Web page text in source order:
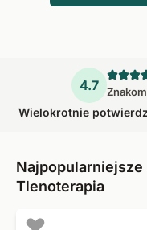
4.7
Wielokrotnie
Tlenoterapia